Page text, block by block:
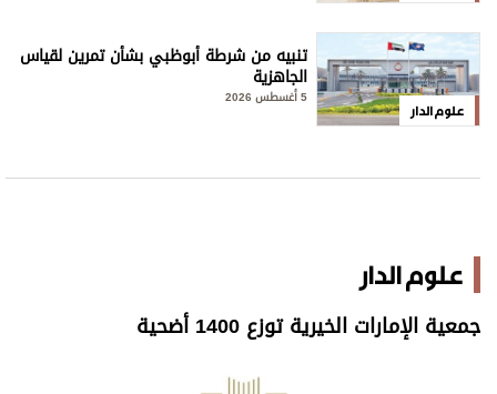
علوم الدار
تنبيه من شرطة أبوظبي بشأن تمرين لقياس
الجاهزية
5 أغسطس 2026
علوم الدار
جمعية الإمارات الخيرية توزع 1400 أضحية